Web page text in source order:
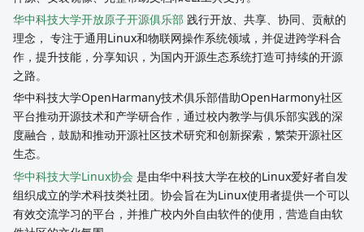
华中科技大学开放原子开源俱乐部 践行开放、共享、协同、贡献的
理念， 专注于通用Linux和物联网操作系统领域，并促进跨学科合
作，提升技能，分享知识，为国内开源生态系统打造可持续的开源
之路。
华中科技大学OpenHarmany技术俱乐部借助OpenHarmony社区
平台推动开源技术和产学研合作，通过校内教学与俱乐部实践的深
度融合，鼓励和推动开源社区技术研究和创新探索，繁荣开源社区
生态。
华中科技大学Linux协会 是由华中科技大学在校的Linux爱好者自发
组织成立的学术科技类社团。协会旨在为Linux使用者提供一个可以
有效交流学习的平台，并推广校内外自由软件的使用，营造自由软